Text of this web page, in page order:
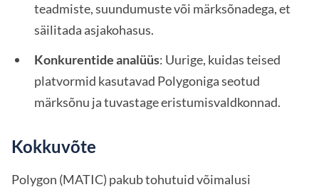
teadmiste, suundumuste või märksõnadega, et
säilitada asjakohasus.
Konkurentide analüüs: Uurige, kuidas teised
platvormid kasutavad Polygoniga seotud
märksõnu ja tuvastage eristumisvaldkonnad.
Kokkuvõte
Polygon (MATIC) pakub tohutuid võimalusi